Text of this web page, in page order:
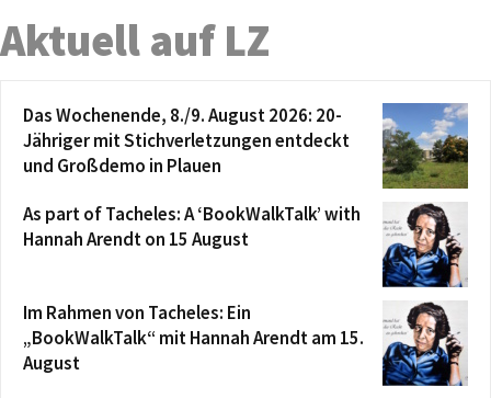
Aktuell auf LZ
Das Wochenende, 8./9. August 2026: 20-
Jähriger mit Stichverletzungen entdeckt
und Großdemo in Plauen
As part of Tacheles: A ‘BookWalkTalk’ with
Hannah Arendt on 15 August
Im Rahmen von Tacheles: Ein
„BookWalkTalk“ mit Hannah Arendt am 15.
August